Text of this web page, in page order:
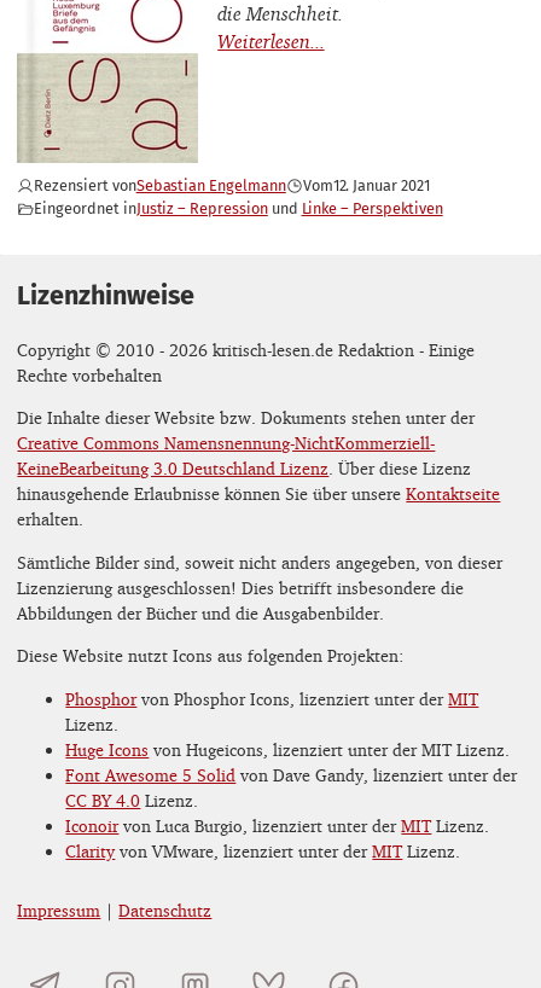
die Menschheit.
Rezensiert vonSebastian Engelmann Vom12. Januar 2021
Eingeordnet inJustiz – Repression Linke – Perspektiven
Lizenzhinweise
Copyright © 2010 - 2026 kritisch-lesen.de Redaktion - Einige
Rechte vorbehalten
Die Inhalte dieser Website bzw. Dokuments stehen unter der
Creative Commons Namensnennung-NichtKommerziell-
KeineBearbeitung 3.0 Deutschland Lizenz . Über diese Lizenz
hinausgehende Erlaubnisse können Sie über unsereKontaktseite
erhalten.
Sämtliche Bilder sind, soweit nicht anders angegeben, von dieser
Lizenzierung ausgeschlossen! Dies betrifft insbesondere die
Abbildungen der Bücher und die Ausgabenbilder.
Diese Website nutzt Icons aus folgenden Projekten:
Phosphorvon Phosphor Icons, lizenziert unter derMIT
Lizenz.
Huge Icons von Hugeicons, lizenziert unter der MIT Lizenz.
Font Awesome 5 Solid von Dave Gandy, lizenziert unter der
CC BY 4.0 Lizenz.
Iconoirvon Luca Burgio, lizenziert unter derMITLizenz.
Clarityvon VMware, lizenziert unter derMITLizenz.
Impressum |Datenschutz